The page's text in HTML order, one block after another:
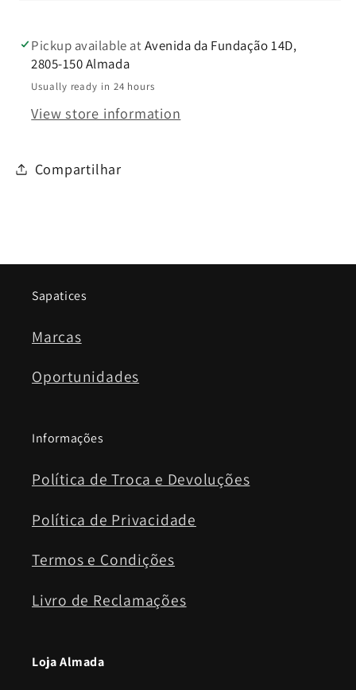
Pickup available atAvenida da Fundação 14D,
2805-150 Almada
Usually ready in 24 hours
View store information
Compartilhar
Sapatices
Marcas
Oportunidades
Informações
Política de Troca e Devoluções
Política de Privacidade
Termos e Condições
Livro de Reclamações
Loja Almada